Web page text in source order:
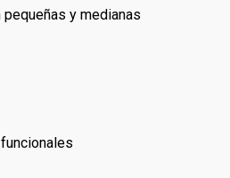
y medianas